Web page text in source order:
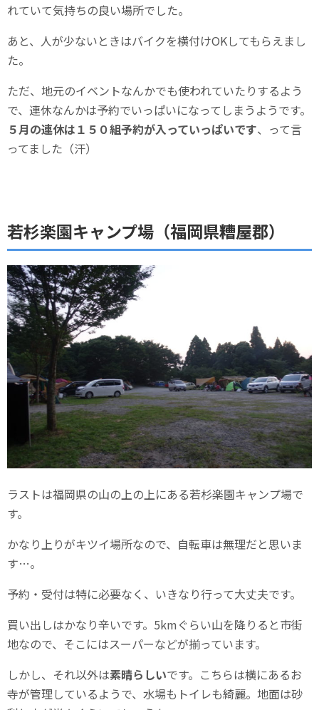
れていて気持ちの良い場所でした。
あと、人が少ないときはバイクを横付けOKしてもらえまし
た。
ただ、地元のイベントなんかでも使われていたりするよう
で、連休なんかは予約でいっぱいになってしまうようです。
５月の連休は１５０組予約が入っていっぱいです、って言
ってました（汗）
若杉楽園キャンプ場（福岡県糟屋郡）
ラストは福岡県の山の上の上にある若杉楽園キャンプ場で
す。
かなり上りがキツイ場所なので、自転車は無理だと思いま
す…。
予約・受付は特に必要なく、いきなり行って大丈夫です。
買い出しはかなり辛いです。5kmぐらい山を降りると市街
地なので、そこにはスーパーなどが揃っています。
しかし、それ以外は素晴らしいです。こちらは横にあるお
寺が管理しているようで、水場もトイレも綺麗。地面は砂